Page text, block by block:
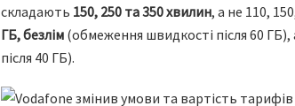
складають 150, 250 та 350 хвилин, а не 110,
ГБ, безлім (обмеження швидкості після 60
після 40 ГБ).